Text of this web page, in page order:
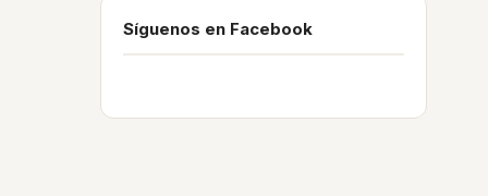
Síguenos en Facebook